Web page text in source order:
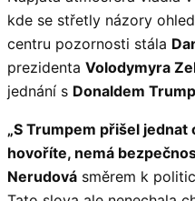
kde se střetly názory
centru pozornosti stála
prezidenta Volodymyra
jednání s Donaldem
„S Trumpem přišel
hovoříte, nemá
Nerudová směrem k